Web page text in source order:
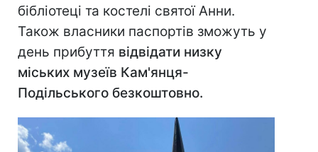
бібліотеці та костелі святої Анни.
Також власники паспортів зможуть у
день прибуття відвідати низку
міських музеїв Кам'янця-
Подільського безкоштовно.